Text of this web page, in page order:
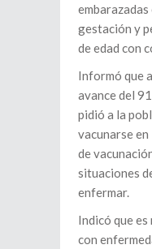
gestación y
de edad con
Informó que
avance del
pidió a la
vacunarse
de
situaciones
enfermar.
Indicó que
con